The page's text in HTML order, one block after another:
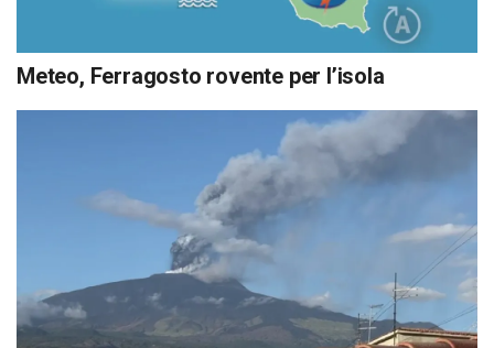
Meteo, Ferragosto rovente per l’isola